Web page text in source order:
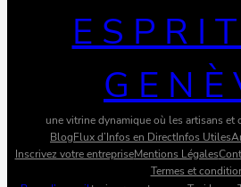
une vitrine dynamique où les artisans et
BlogFlux d’Infos en DirectInfos Utiles
Inscrivez votre entrepriseMentions Légales
Termes et